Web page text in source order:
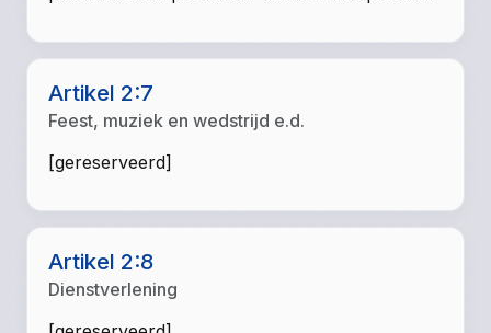
Artikel 2:7
Feest, muziek en wedstrijd e.d.
[gereserveerd]
Artikel 2:8
Dienstverlening